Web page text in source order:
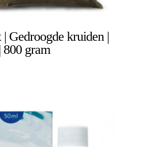
Gedroogde kruiden |
800 gram